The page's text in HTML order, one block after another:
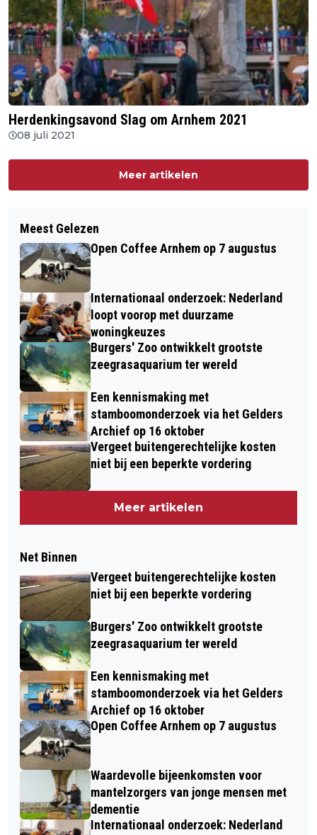
Herdenkingsavond Slag om Arnhem 2021
08 juli 2021
Meer artikelen
Meest Gelezen
Open Coffee Arnhem op 7 augustus
Internationaal onderzoek: Nederland
loopt voorop met duurzame
woningkeuzes
Burgers' Zoo ontwikkelt grootste
zeegrasaquarium ter wereld
Een kennismaking met
stamboomonderzoek via het Gelders
Archief op 16 oktober
Vergeet buitengerechtelijke kosten
niet bij een beperkte vordering
Meer artikelen
Net Binnen
Vergeet buitengerechtelijke kosten
niet bij een beperkte vordering
Burgers' Zoo ontwikkelt grootste
zeegrasaquarium ter wereld
Een kennismaking met
stamboomonderzoek via het Gelders
Archief op 16 oktober
Open Coffee Arnhem op 7 augustus
Waardevolle bijeenkomsten voor
mantelzorgers van jonge mensen met
dementie
Internationaal onderzoek: Nederland